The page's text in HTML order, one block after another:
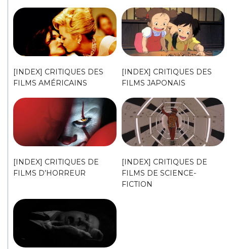
[INDEX] CRITIQUES DES
FILMS AMÉRICAINS
[INDEX] CRITIQUES DES
FILMS JAPONAIS
[INDEX] CRITIQUES DE
FILMS D’HORREUR
[INDEX] CRITIQUES DE
FILMS DE SCIENCE-
FICTION